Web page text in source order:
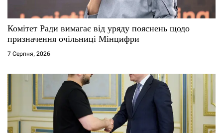
Комітет Ради вимагає від уряду пояснень щодо
призначення очільниці Мінцифри
7 Серпня, 2026